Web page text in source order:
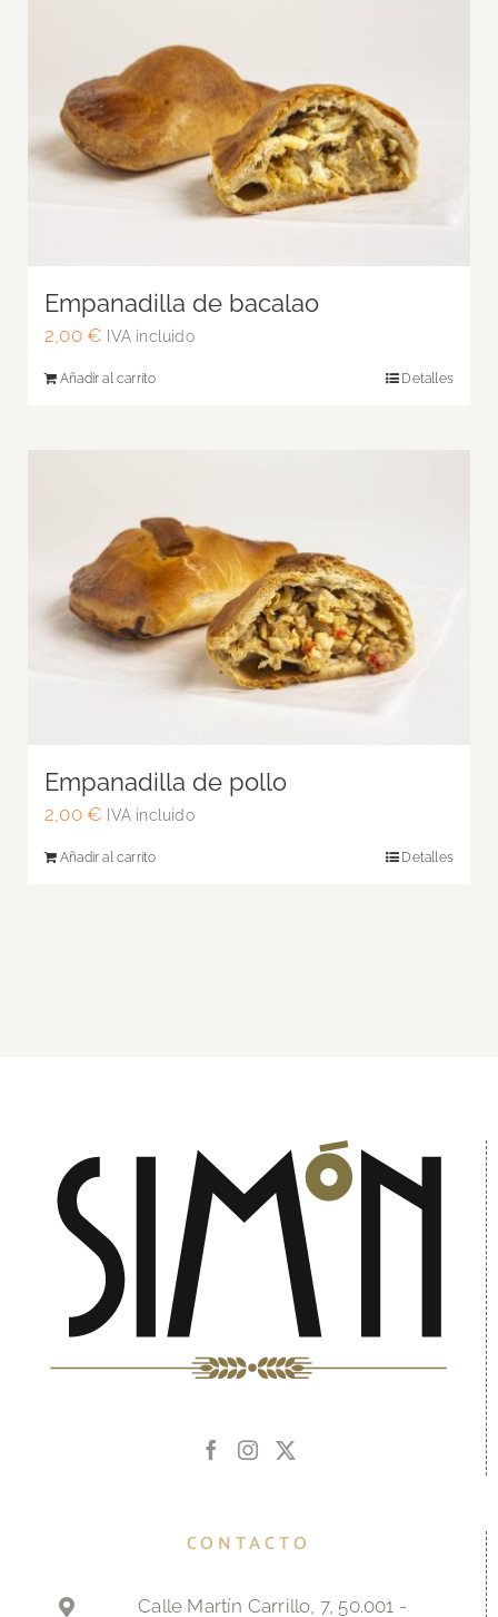
Empanadilla de bacalao
2,00 € IVA incluido
Añadir al carrito Detalles
Empanadilla de pollo
2,00 € IVA incluido
Añadir al carrito Detalles
CONTACTO
Calle Martín Carrillo, 7, 50.001 -